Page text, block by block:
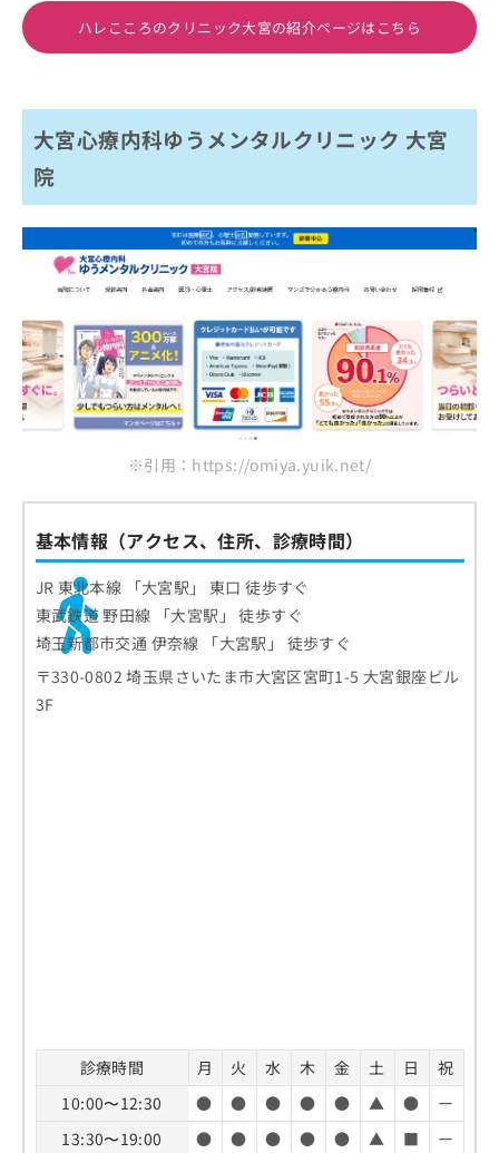
ハレこころのクリニック大宮の紹介ページはこちら
大宮心療内科ゆうメンタルクリニック 大宮
院
※引用：https://omiya.yuik.net/
基本情報（アクセス、住所、診療時間）
JR 東北本線 「大宮駅」 東口 徒歩すぐ
東武鉄道 野田線 「大宮駅」 徒歩すぐ
埼玉新都市交通 伊奈線 「大宮駅」 徒歩すぐ
〒330-0802 埼玉県さいたま市大宮区宮町1-5 大宮銀座ビル
3F
診療時間 月 火 水 木 金 土 日
祝
10:00〜12:30
● ● ● ● ● ▲ ●
ー
13:30〜19:00
● ● ● ● ● ▲ ■
ー